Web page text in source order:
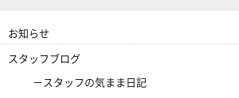
お知らせ
スタッフブログ
スタッフの気まま日記